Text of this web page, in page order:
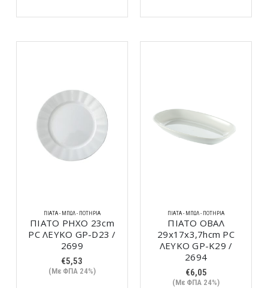
ΠΙΆΤΑ - ΜΠΩΛ - ΠΟΤΉΡΙΑ
ΠΙΑΤΟ ΡΗΧΟ 23cm
PC ΛΕΥΚΟ GP-D23 /
2699
€5,53
(Με ΦΠΑ 24%)
ΠΙΆΤΑ - ΜΠΩΛ - ΠΟΤΉΡΙΑ
ΠΙΑΤΟ ΟΒΑΛ
29x17x3,7hcm PC
ΛΕΥΚΟ GP-K29 /
2694
€6,05
(Με ΦΠΑ 24%)